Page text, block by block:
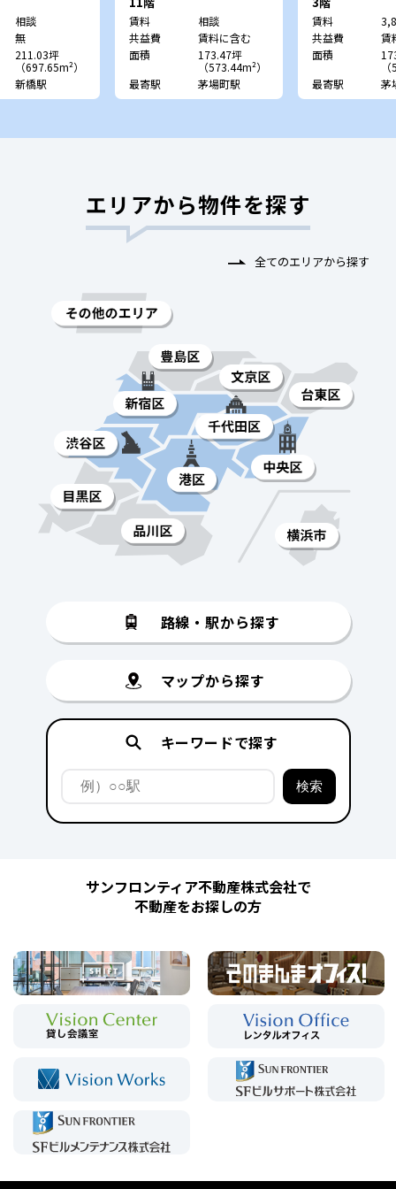
相談
無
211.03坪
（697.65m²）
新橋駅
賃料
相談
共益費
賃料に含む
面積
173.47坪
（573.44m²）
最寄駅
茅場町駅
賃料
共益費
賃
面積
最寄駅
茅
エリアから物件を探す
全てのエリアから探す
路線・駅から探す
マップから探す
キーワードで探す
サンフロンティア不動産株式会社で
不動産をお探しの方